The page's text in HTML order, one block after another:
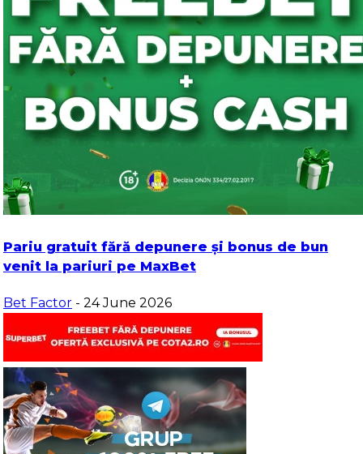
Pariu gratuit fără depunere și bonus de bun
venit la pariuri pe MaxBet
Bet Factor - 24 June 2026